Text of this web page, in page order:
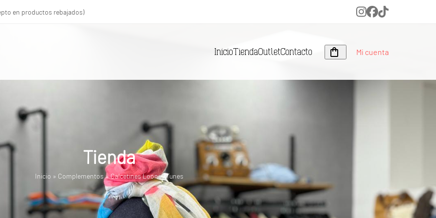
en productos rebajados) Instagram
Facebook
Tiktok
Inicio TiendaOutletContacto Mi cuenta
Tienda
Inicio » Complementos»Calcetines Looney Tunes